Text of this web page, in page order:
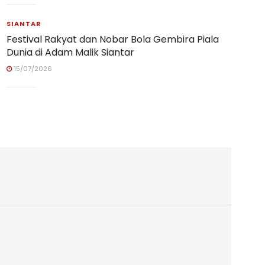
SIANTAR
Festival Rakyat dan Nobar Bola Gembira Piala
Dunia di Adam Malik Siantar
15/07/2026